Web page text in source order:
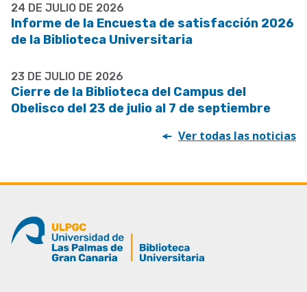
24 DE JULIO DE 2026
Informe de la Encuesta de satisfacción 2026
de la Biblioteca Universitaria
23 DE JULIO DE 2026
Cierre de la Biblioteca del Campus del
Obelisco del 23 de julio al 7 de septiembre
Ver todas las noticias